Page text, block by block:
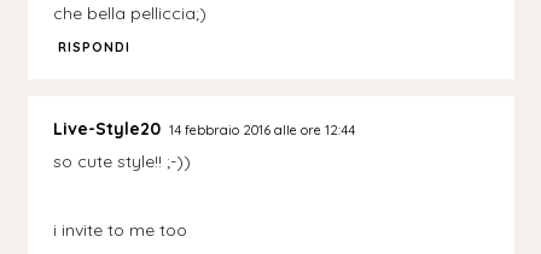
che bella pelliccia;)
RISPONDI
Live-Style20 14 febbraio 2016 alle ore 12:44
so cute style!! ;-))
i invite to me too